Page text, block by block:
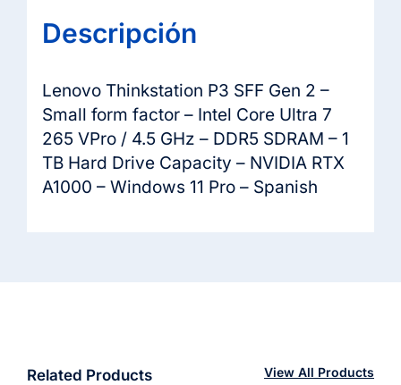
Descripción
Lenovo Thinkstation P3 SFF Gen 2 –
Small form factor – Intel Core Ultra 7
265 VPro / 4.5 GHz – DDR5 SDRAM – 1
TB Hard Drive Capacity – NVIDIA RTX
A1000 – Windows 11 Pro – Spanish
Related Products View All Products